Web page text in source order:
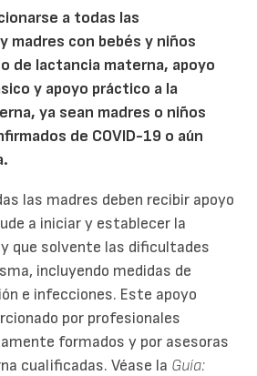
a todas las
madres con bebés y niños
de lactancia materna, apoyo
y apoyo práctico a la
ya sean madres o niños
de COVID-19 o aún
las madres deben recibir apoyo
a iniciar y establecer la
que solvente las dificultades
incluyendo medidas de
e infecciones. Este apoyo
por profesionales
formados y por asesoras
cualificadas. Véase la Guía: